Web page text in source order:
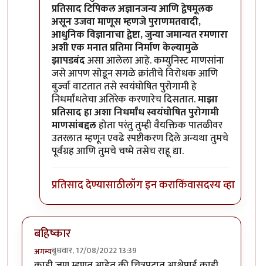
प्रतिसाद टिपिकल अज्ञानजन्य आणि द्वेषमूलक
असून उजवा माणूस म्हणजे पुराणमतवादी,
आधुनिक विज्ञानाचा द्वेष्टा, जुन्या जमान्यत रमणारा
अशी एक मनात प्रतिमा निर्माण केल्यामुळे
झापडबंदअसा आलेला आहे. कम्युनिस्ट माणसांना
जसे आपण सोडून सगळे क्रांतीचे विरोधक आणि
बुर्ज्वा वाटतात तसे स्वयंघोषित पुरोगामी हे
निधर्मांधतेचा अतिरेक करणारेच दिसतात.माझा
प्रतिसाद हा अशा निधर्मांध स्वयंघोषित पुरोगामी
माणसांबद्दलहोता परंतु तुम्ही वैयक्तिक पातळीवर
उतरलात म्हणून एवढे स्पष्टीकरण दिले अन्यथा तुमचे
पूर्वग्रह आणि तुमचे चष्मे तसेच राहू द्या.
प्रतिसाद देण्यासाठीलॉग इन कराकिंवासदस्य व्हा
बहिष्कार
अगम्यबुधवार, 17/08/2022 13:39